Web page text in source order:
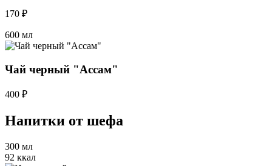
170 ₽
600 мл
Чай черный "Ассам"
400 ₽
Напитки от шефа
300 мл
92 ккал